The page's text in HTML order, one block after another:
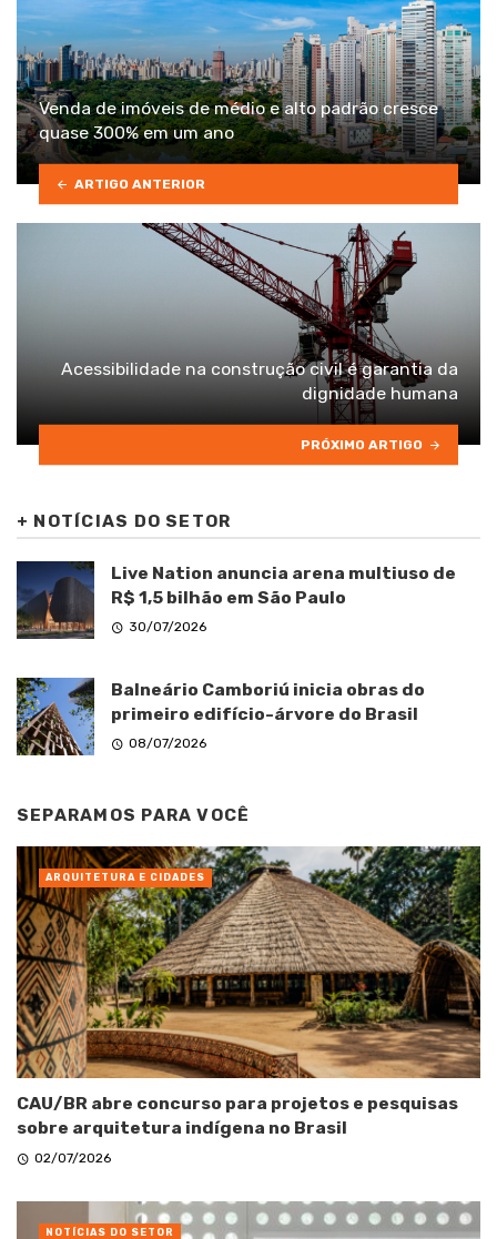
Venda de imóveis de médio e alto padrão cresce
quase 300% em um ano
ARTIGO ANTERIOR
Acessibilidade na construção civil é garantia da
dignidade humana
PRÓXIMO ARTIGO
+ NOTÍCIAS DO SETOR
Live Nation anuncia arena multiuso de
R$ 1,5 bilhão em São Paulo
30/07/2026
Balneário Camboriú inicia obras do
primeiro edifício-árvore do Brasil
08/07/2026
SEPARAMOS PARA VOCÊ
CAU/BR abre concurso para projetos e pesquisas
sobre arquitetura indígena no Brasil
02/07/2026
ARQUITETURA E CIDADES
NOTÍCIAS DO SETOR